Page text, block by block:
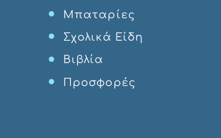
Μπαταρίες
Σχολικά Είδη
Βιβλία
Προσφορές